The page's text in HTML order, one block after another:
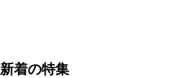
新着の特集